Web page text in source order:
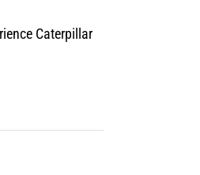
Caterpillar